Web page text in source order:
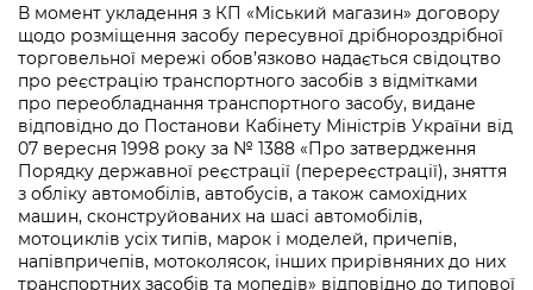
В момент укладення з КП «Міський магазин» договору
щодо розміщення засобу пересувної дрібнороздрібної
торговельної мережі обов’язково надається свідоцтво
про реєстрацію транспортного засобів з відмітками
про переобладнання транспортного засобу, видане
відповідно до Постанови Кабінету Міністрів України від
07 вересня 1998 року за № 1388 «Про затвердження
Порядку державної реєстрації (перереєстрації), зняття
з обліку автомобілів, автобусів, а також самохідних
машин, сконструйованих на шасі автомобілів,
мотоциклів усіх типів, марок і моделей, причепів,
напівпричепів, мотоколясок, інших прирівняних до них
транспортних засобів та мопедів» відповідно до типової